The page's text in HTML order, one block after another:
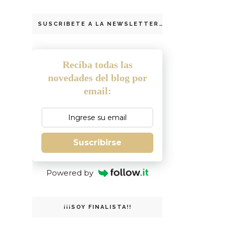
SUSCRIBETE A LA NEWSLETTER
Reciba todas las
novedades del blog por
email:
Suscribirse
Powered by
¡¡¡SOY FINALISTA!!